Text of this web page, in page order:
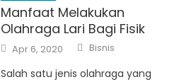
Manfaat Melakukan
Olahraga Lari Bagi Fisik
Posted
on
Apr 6, 2020 Author
Bisnis
Salah satu jenis olahraga yang